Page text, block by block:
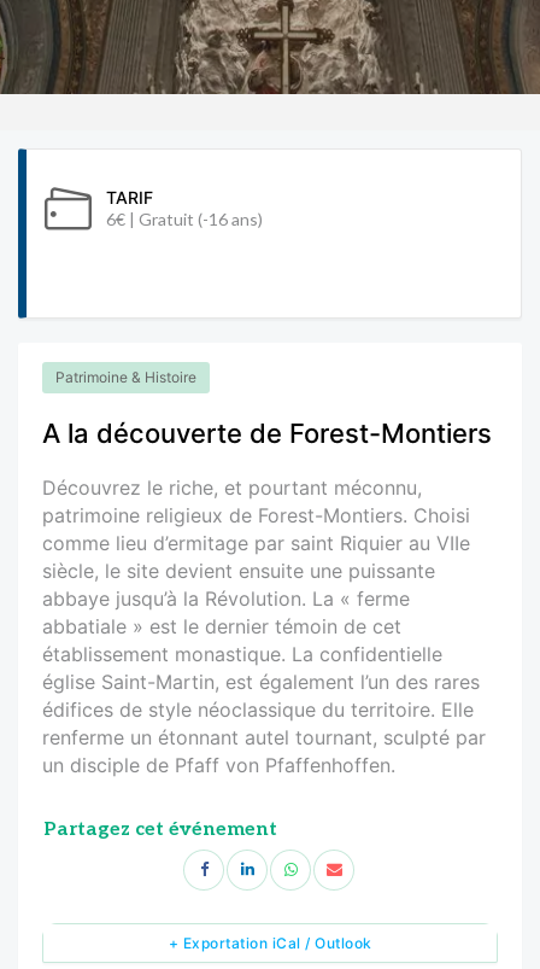
TARIF
6€ | Gratuit (-16 ans)
Patrimoine & Histoire
A la découverte de Forest-Montiers
Découvrez le riche, et pourtant méconnu,
patrimoine religieux de Forest-Montiers. Choisi
comme lieu d’ermitage par saint Riquier au VIIe
siècle, le site devient ensuite une puissante
abbaye jusqu’à la Révolution. La « ferme
abbatiale » est le dernier témoin de cet
établissement monastique. La confidentielle
église Saint-Martin, est également l’un des rares
édifices de style néoclassique du territoire. Elle
renferme un étonnant autel tournant, sculpté par
un disciple de Pfaff von Pfaffenhoffen.
Partagez cet événement
+ Exportation iCal / Outlook